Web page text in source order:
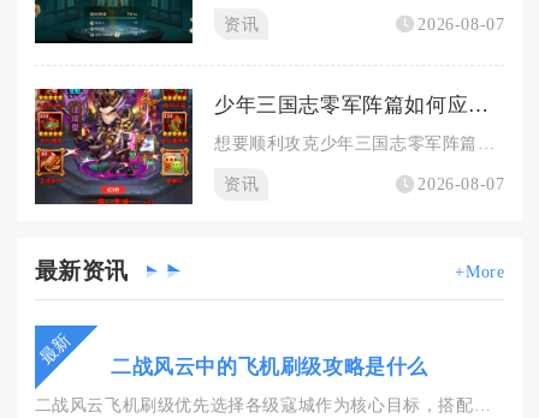
资讯 2026-08-07
少年三国志零军阵篇如何应对强敌挑战
想要顺利攻克少年三国志零军阵篇强敌，核心思路是优先清除敌方士...
资讯 2026-08-07
最新资讯 +More
最新 二战风云中的飞机刷级攻略是什么